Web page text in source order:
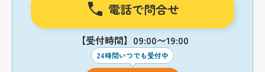
電話で問合せ
【受付時間】09:00〜19:00
24時間いつでも受付中